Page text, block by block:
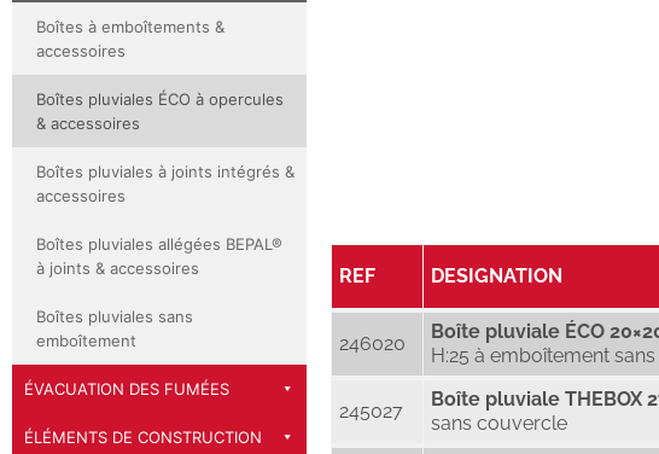
Boîtes à emboîtements &
accessoires
Boîtes pluviales ÉCO à opercules
& accessoires
Boîtes pluviales à joints intégrés &
accessoires
Boîtes pluviales allégées BEPAL®
à joints & accessoires
Boîtes pluviales sans
emboîtement
ÉVACUATION DES FUMÉES
ÉLÉMENTS DE CONSTRUCTION
REF DESIGNATION
246020
Boîte pluviale ÉCO
H:25 à emboîtement
245027
Boîte pluviale THEBOX
sans couvercle